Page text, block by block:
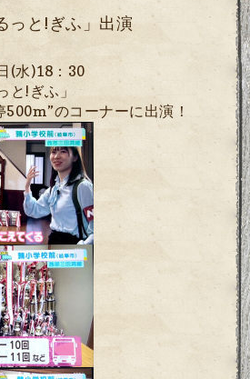
っと!ぎふ」出演
(水)18 ： 30
と! ぎふ」
500m”のコーナーに出演！